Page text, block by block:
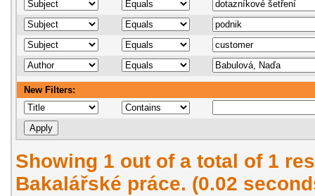
New Filters:
Showing 1 out of a total of 1
Bakalářské práce. (0.02